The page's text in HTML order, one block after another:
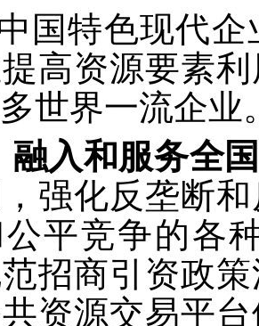
国特色现代
高资源要素
世界一流企业
融入和服务全
强化反垄断
平竞争的各
招商引资政
资源交易平